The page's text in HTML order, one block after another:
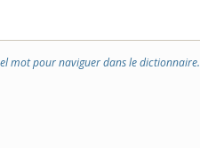
mot pour naviguer dans le dictionnaire.